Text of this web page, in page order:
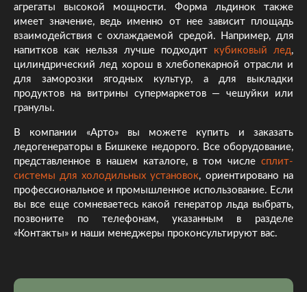
агрегаты высокой мощности. Форма льдинок также
имеет значение, ведь именно от нее зависит площадь
взаимодействия с охлаждаемой средой. Например, для
напитков как нельзя лучше подходит кубиковый лед,
цилиндрический лед хорош в хлебопекарной отрасли и
для заморозки ягодных культур, а для выкладки
продуктов на витрины супермаркетов — чешуйки или
гранулы.
В компании «Арто» вы можете купить и заказать
ледогенераторы в Бишкеке недорого. Все оборудование,
представленное в нашем каталоге, в том числе сплит-
системы для холодильных установок, ориентировано на
профессиональное и промышленное использование. Если
вы все еще сомневаетесь какой генератор льда выбрать,
позвоните по телефонам, указанным в разделе
«Контакты» и наши менеджеры проконсультируют вас.